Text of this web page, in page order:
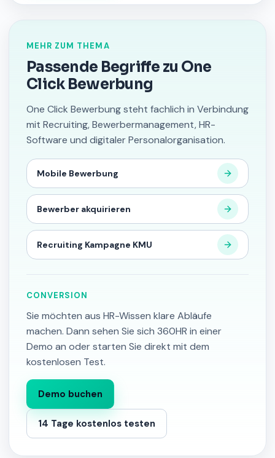
MEHR ZUM THEMA
Passende Begriffe zu One
Click Bewerbung
One Click Bewerbung steht fachlich in Verbindung
mit Recruiting, Bewerbermanagement, HR-
Software und digitaler Personalorganisation.
Mobile Bewerbung
Bewerber akquirieren
Recruiting Kampagne KMU
CONVERSION
Sie möchten aus HR-Wissen klare Abläufe
machen. Dann sehen Sie sich 360HR in einer
Demo an oder starten Sie direkt mit dem
kostenlosen Test.
Demo buchen
14 Tage kostenlos testen